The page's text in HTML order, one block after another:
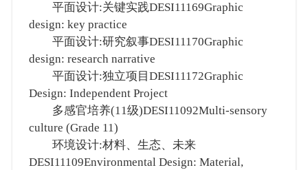
平面设计:关键实践DESI11169Graphic
design: key practice
平面设计:研究叙事DESI11170Graphic
design: research narrative
平面设计:独立项目DESI11172Graphic
Design: Independent Project
多感官培养(11级)DESI11092Multi-sensory
culture (Grade 11)
环境设计:材料、生态、未来
DESI11109Environmental Design: Material,